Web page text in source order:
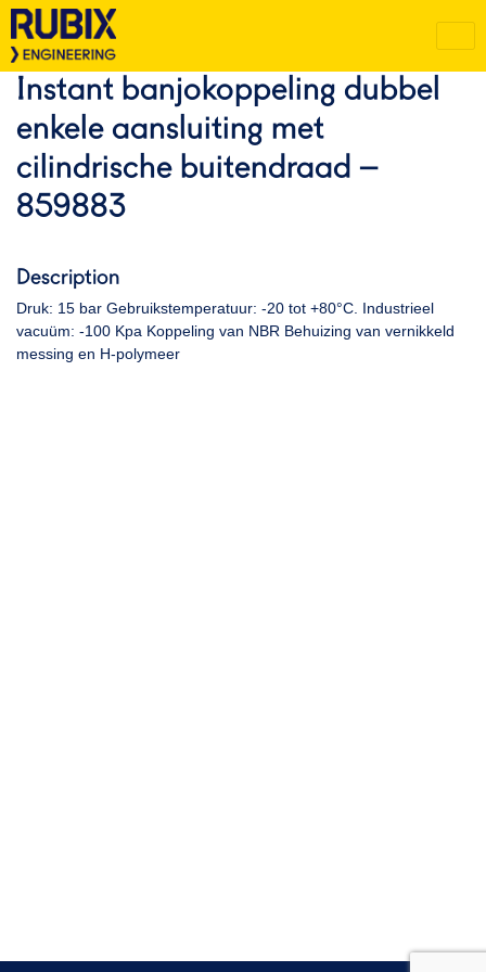
Instant banjokoppeling dubbel
enkele aansluiting met
cilindrische buitendraad –
859883
Description
Druk: 15 bar Gebruikstemperatuur: -20 tot +80°C. Industrieel
vacuüm: -100 Kpa Koppeling van NBR Behuizing van vernikkeld
messing en H-polymeer